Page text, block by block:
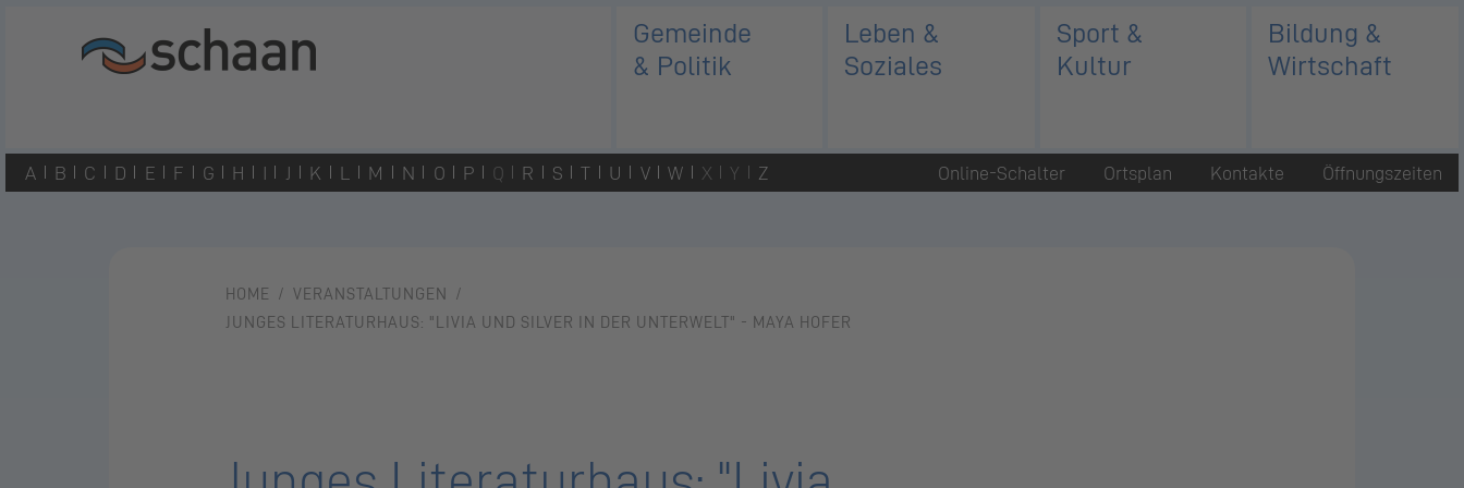
Gemeinde
& Politik
Leben &
Soziales
Sport &
Kultur
Bildung &
Wirtschaft
A B C D E F G H I J K L M N O P Q R S T U V W X Y Z Online-Schalter Ortsplan Kontakte Öffnungszeiten
HOME
VERANSTALTUNGEN
JUNGES LITERATURHAUS: "LIVIA UND SILVER IN DER UNTERWELT" - MAYA HOFER